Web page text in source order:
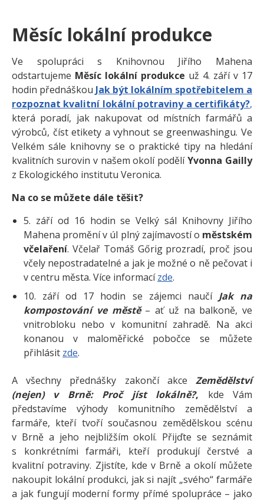
Měsíc lokální produkce
Ve spolupráci s Knihovnou Jiřího Mahena
odstartujeme Měsíc lokální produkce už 4. září v 17
hodin přednáškou Jak být lokálním spotřebitelem a
rozpoznat kvalitní lokální potraviny a certifikáty?,
která poradí, jak nakupovat od místních farmářů a
výrobců, číst etikety a vyhnout se greenwashingu. Ve
Velkém sále knihovny se o praktické tipy na hledání
kvalitních surovin v našem okolí podělíYvonna Gailly
z Ekologického institutu Veronica.
Na co se můžete dále těšit?
5. září od 16 hodin se Velký sál Knihovny Jiřího
Mahena promění v úl plný zajímavostí o městském
včelaření. Včelař Tomáš Gőrig prozradí, proč jsou
včely nepostradatelné a jak je možné o ně pečovat i
v centru města. Více informacízde.
10. září od 17 hodin se zájemci naučí Jak na
kompostování ve městě– ať už na balkoně, ve
vnitrobloku nebo v komunitní zahradě. Na akci
konanou v maloměřické pobočce se můžete
přihlásit zde.
A všechny přednášky zakončí akce Zemědělství
(nejen) v Brně: Proč jíst lokálně?, kde Vám
představíme výhody komunitního zemědělství a
farmáře, kteří tvoří současnou zemědělskou scénu
v Brně a jeho nejbližším okolí. Přijďte se seznámit
s konkrétními farmáři, kteří produkují čerstvé a
kvalitní potraviny. Zjistíte, kde v Brně a okolí můžete
nakoupit lokální produkci, jak si najít „svého“ farmáře
a jak fungují moderní formy přímé spolupráce – jako